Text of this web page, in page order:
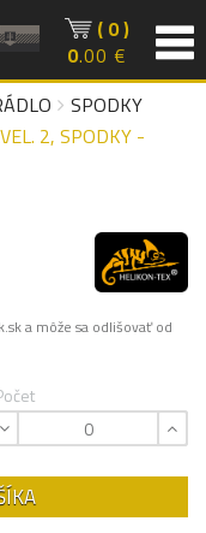
( 0 )
0.00 €
SPODKY
2, SPODKY -
a môže sa odlišovať od